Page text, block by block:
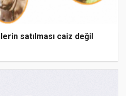
satılması caiz değil